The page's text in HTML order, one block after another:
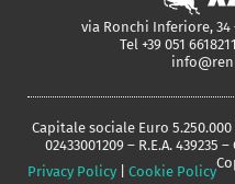
via Ronchi Inferiore, 34
Tel +39 051
Capitale sociale Euro 5.250.000
02433001209 – R.E.A. 439235
Privacy Policy
Cookie Policy